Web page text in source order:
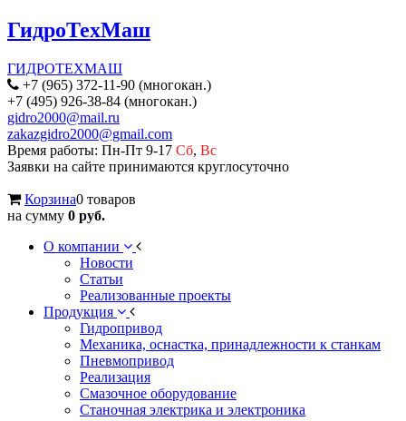
ГидроТехМаш
ГИДРОТЕХМАШ
+7 (965) 372-11-90 (многокан.)
+7 (495) 926-38-84 (многокан.)
gidro2000@mail.ru
zakazgidro2000@gmail.com
Время работы: Пн-Пт 9-17 Сб, Вс
Заявки на сайте принимаются круглосуточно
Корзина0 товаров
на сумму 0 руб.
О компании
Новости
Статьи
Реализованные проекты
Продукция
Гидропривод
Механика, оснастка, принадлежности к станкам
Пневмопривод
Реализация
Смазочное оборудование
Станочная электрика и электроника